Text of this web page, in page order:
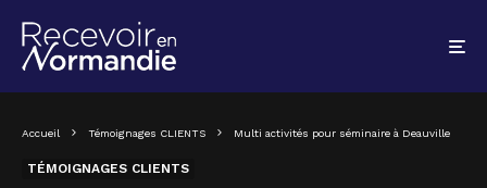
Accueil Témoignages CLIENTS Multi activités pour séminaire à Deauville
TÉMOIGNAGES CLIENTS